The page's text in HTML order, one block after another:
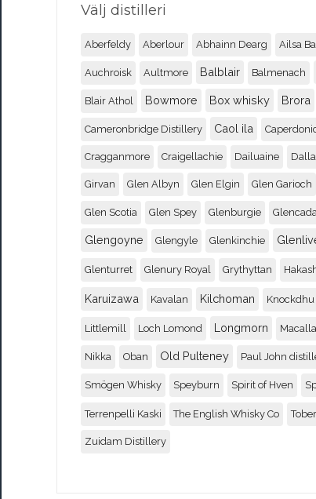
Välj distilleri
Aberfeldy Aberlour Abhainn Dearg Ailsa
Auchroisk Aultmore Balblair Balmenach
Blair Athol Bowmore Box whisky Brora
Cameronbridge Distillery Caol ila
Cragganmore Craigellachie Dailuaine
Girvan Glen Albyn Glen Elgin Glen Garioch
Glen Scotia Glen Spey Glenburgie
Glengoyne Glengyle Glenkinchie
Glenturret Glenury Royal Grythyttan
Karuizawa Kavalan Kilchoman Knockdhu
Littlemill Loch Lomond Longmorn
Nikka Oban Old Pulteney Paul John
Smögen Whisky Speyburn Spirit of Hven
Terrenpelli Kaski The English Whisky Co
Zuidam Distillery